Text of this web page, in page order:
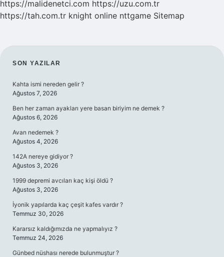
https://malidenetci.com https://uzu.com.tr
https://tah.com.tr knight online nttgame Sitemap
SIDEBAR
SON YAZILAR
Kahta ismi nereden gelir ?
Ağustos 7, 2026
Ben her zaman ayakları yere basan biriyim ne demek ?
Ağustos 6, 2026
Avan nedemek ?
Ağustos 4, 2026
142A nereye gidiyor ?
Ağustos 3, 2026
1999 depremi avcıları kaç kişi öldü ?
Ağustos 3, 2026
İyonik yapılarda kaç çeşit kafes vardır ?
Temmuz 30, 2026
Kararsız kaldığımızda ne yapmalıyız ?
Temmuz 24, 2026
Günbed nüshası nerede bulunmuştur ?